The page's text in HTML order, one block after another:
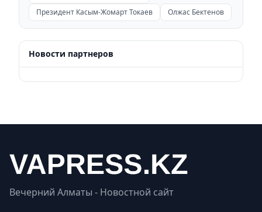
Президент Касым-Жомарт Токаев
Олжас Бектенов
Новости партнеров
Вечерний Алматы - Новостной сайт